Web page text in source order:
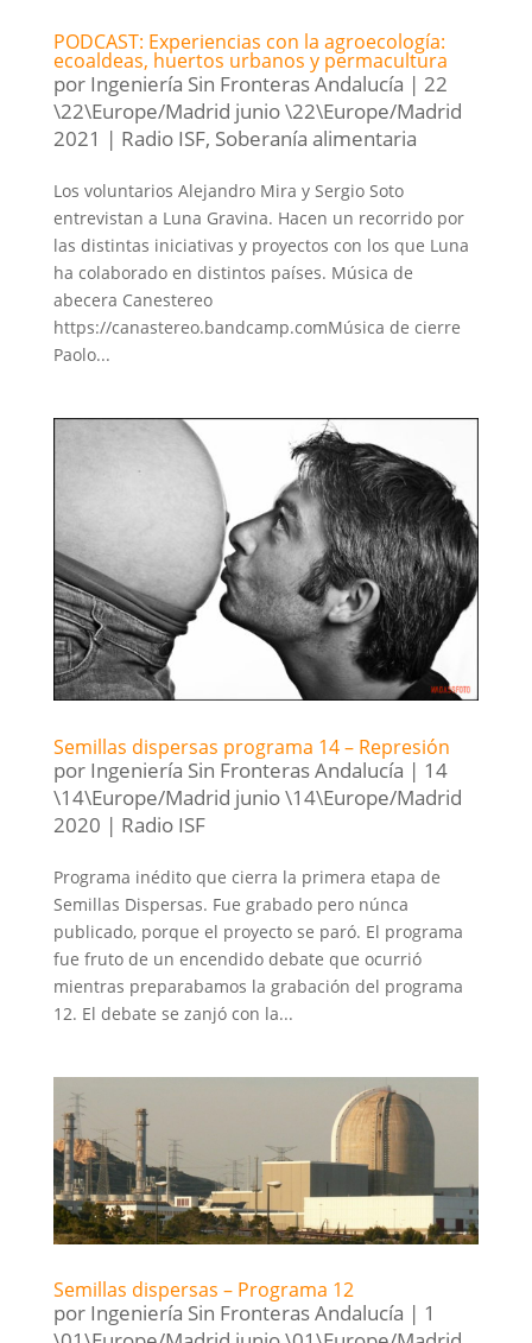
PODCAST: Experiencias con la agroecología:
ecoaldeas, huertos urbanos y permacultura
por Ingeniería Sin Fronteras Andalucía | 22
\22\Europe/Madrid junio \22\Europe/Madrid
2021 | Radio ISF, Soberanía alimentaria
Los voluntarios Alejandro Mira y Sergio Soto
entrevistan a Luna Gravina. Hacen un recorrido por
las distintas iniciativas y proyectos con los que Luna
ha colaborado en distintos países. Música de
abecera Canestereo
https://canastereo.bandcamp.comMúsica de cierre
Paolo...
Semillas dispersas programa 14 – Represión
por Ingeniería Sin Fronteras Andalucía | 14
\14\Europe/Madrid junio \14\Europe/Madrid
2020 | Radio ISF
Programa inédito que cierra la primera etapa de
Semillas Dispersas. Fue grabado pero núnca
publicado, porque el proyecto se paró. El programa
fue fruto de un encendido debate que ocurrió
mientras preparabamos la grabación del programa
12. El debate se zanjó con la...
Semillas dispersas – Programa 12
por Ingeniería Sin Fronteras Andalucía | 1